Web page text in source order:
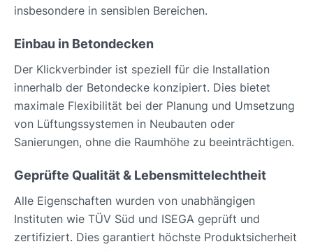
insbesondere in sensiblen Bereichen.
Einbau in Betondecken
Der Klickverbinder ist speziell für die Installation
innerhalb der Betondecke konzipiert. Dies bietet
maximale Flexibilität bei der Planung und Umsetzung
von Lüftungssystemen in Neubauten oder
Sanierungen, ohne die Raumhöhe zu beeinträchtigen.
Geprüfte Qualität & Lebensmittelechtheit
Alle Eigenschaften wurden von unabhängigen
Instituten wie TÜV Süd und ISEGA geprüft und
zertifiziert. Dies garantiert höchste Produktsicherheit